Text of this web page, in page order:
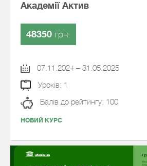
Академії Актив
48350 грн.
07.11.2024 – 31.05.2025
Уроків: 1
Балів до рейтингу: 100
НОВИЙ КУРС